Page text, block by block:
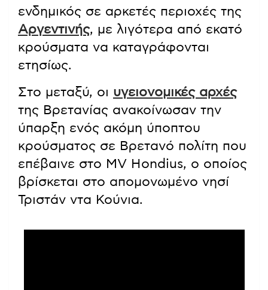
ενδημικός σε αρκετές περιοχές της
Αργεντινής, με λιγότερα από εκατό
κρούσματα να καταγράφονται
ετησίως.
Στο μεταξύ, οι υγειονομικές αρχές
της Βρετανίας ανακοίνωσαν την
ύπαρξη ενός ακόμη ύποπτου
κρούσματος σε Βρετανό πολίτη που
επέβαινε στο MV Hondius, ο οποίος
βρίσκεται στο απομονωμένο νησί
Τριστάν ντα Κούνια.